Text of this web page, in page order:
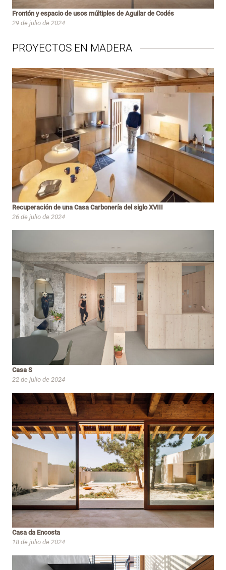
Frontón y espacio de usos múltiples de Aguilar de Codés
29 de julio de 2024
PROYECTOS EN MADERA
Recuperación de una Casa Carbonería del siglo XVIII
26 de julio de 2024
Casa S
22 de julio de 2024
Casa da Encosta
18 de julio de 2024